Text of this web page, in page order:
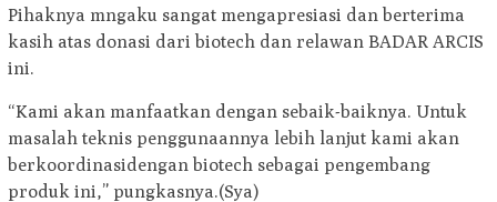
Pihaknya mngaku sangat mengapresiasi dan berterima
kasih atas donasi dari biotech dan relawan BADAR ARCIS
ini.
“Kami akan manfaatkan dengan sebaik-baiknya. Untuk
masalah teknis penggunaannya lebih lanjut kami akan
berkoordinasidengan biotech sebagai pengembang
produk ini,” pungkasnya.(Sya)